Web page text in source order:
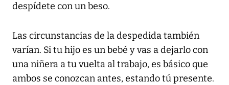
despídete con un beso.
Las circunstancias de la despedida también
varían. Si tu hijo es un bebé y vas a dejarlo con
una niñera a tu vuelta al trabajo, es básico que
ambos se conozcan antes, estando tú presente.